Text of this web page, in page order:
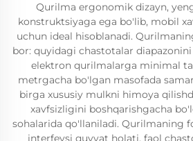
Qurilma ergonomik dizayn,
konstruktsiyaga ega bo'lib, mobil
uchun ideal hisoblanadi.
bor: quyidagi chastotalar
elektron qurilmalarga minimal
metrgacha bo'lgan masofada
birga xususiy mulkni himoya
xavfsizligini boshqarishgacha
sohalarida qo'llaniladi. Qurilmaning
interfeysi quvvat holati, faol